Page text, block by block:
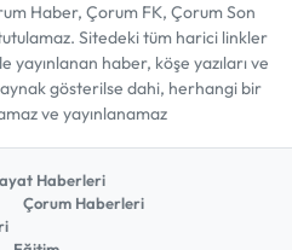
Haber, Çorum FK, Çorum Son
Sitedeki tüm harici linkler
yayınlanan haber, köşe yazıları ve
gösterilse dahi, herhangi bir
ve yayınlanamaz
Haberleri
Çorum Haberleri